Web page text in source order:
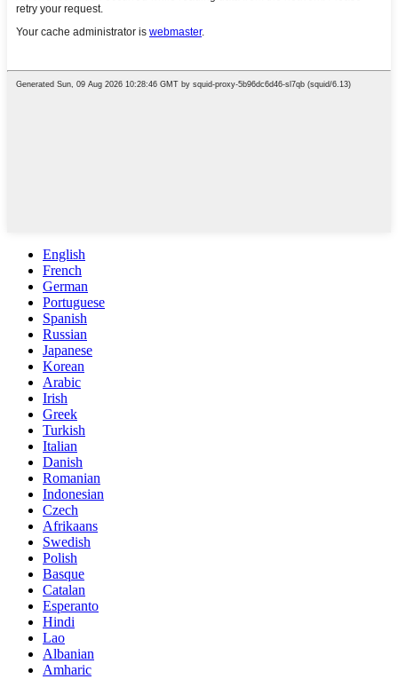
English
French
German
Portuguese
Spanish
Russian
Japanese
Korean
Arabic
Irish
Greek
Turkish
Italian
Danish
Romanian
Indonesian
Czech
Afrikaans
Swedish
Polish
Basque
Catalan
Esperanto
Hindi
Lao
Albanian
Amharic